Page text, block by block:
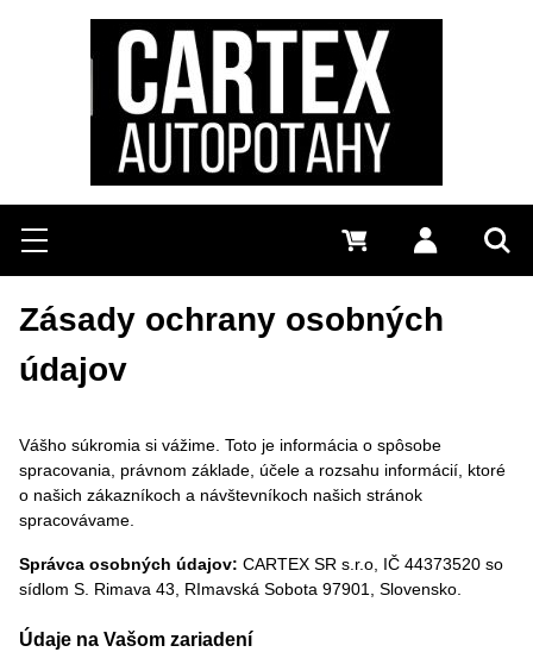
Hľadať
Menu Prihlásiť
0 €
Zásady ochrany osobných
údajov
Vášho súkromia si vážime. Toto je informácia o spôsobe
spracovania, právnom základe, účele a rozsahu informácií, ktoré
o našich zákazníkoch a návštevníkoch našich stránok
spracovávame.
Správca osobných údajov: CARTEX SR s.r.o, IČ 44373520 so
sídlom S. Rimava 43, RImavská Sobota 97901, Slovensko.
Údaje na Vašom zariadení